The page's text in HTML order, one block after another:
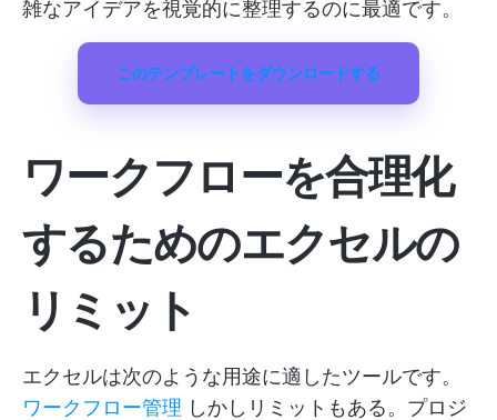
雑なアイデアを視覚的に整理するのに最適です。
このテンプレートをダウンロードする
ワークフローを合理化
するためのエクセルの
リミット
エクセルは次のような用途に適したツールです。
ワークフロー管理 しかしリミットもある。プロジ